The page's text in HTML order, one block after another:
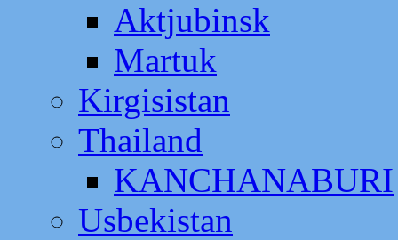
Aktjubinsk
Martuk
Kirgisistan
Thailand
KANCHANABURI
Usbekistan